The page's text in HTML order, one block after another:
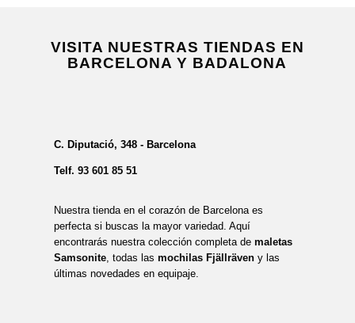
VISITA NUESTRAS TIENDAS EN
BARCELONA Y BADALONA
C. Diputació, 348 - Barcelona
Telf. 93 601 85 51
Nuestra tienda en el corazón de Barcelona es
perfecta si buscas la mayor variedad. Aquí
encontrarás nuestra colección completa de maletas
Samsonite, todas las mochilas Fjällräveny las
últimas novedades en equipaje.